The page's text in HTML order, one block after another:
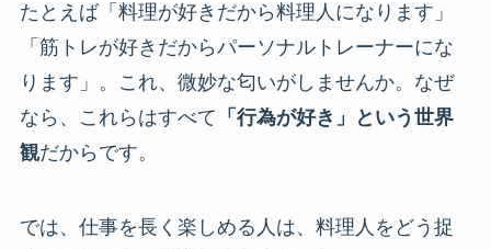
たとえば「料理が好きだから料理人になります」
「筋トレが好きだからパーソナルトレーナーにな
ります」。これ、微妙な匂いがしませんか。なぜ
なら、これらはすべて 「行為が好き」という世界
観だからです。
では、仕事を長く楽しめる人は、料理人をどう捉